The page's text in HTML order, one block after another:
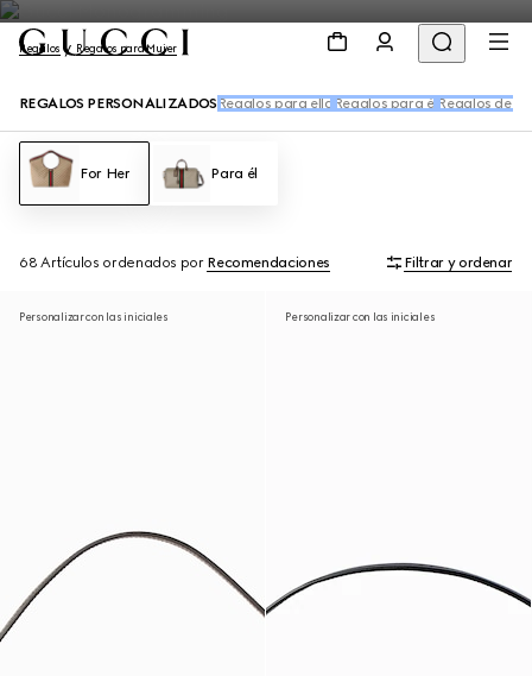
Regalos Regalos para Mujer
REGALOS PERSONALIZADOS Regalos para ella Regalos para él Regalos de
For Her Para él
68 Artículos ordenados por Recomendaciones Filtrar y ordenar
Personalizar con las iniciales Personalizar con las iniciales